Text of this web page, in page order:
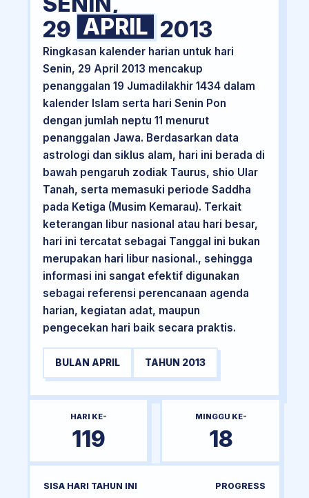
29 APRIL 2013
Ringkasan kalender harian untuk hari
Senin, 29 April 2013 mencakup
penanggalan 19 Jumadilakhir 1434 dalam
kalender Islam serta hari Senin Pon
dengan jumlah neptu 11 menurut
penanggalan Jawa. Berdasarkan data
astrologi dan siklus alam, hari ini berada di
bawah pengaruh zodiak Taurus, shio Ular
Tanah, serta memasuki periode Saddha
pada Ketiga (Musim Kemarau). Terkait
keterangan libur nasional atau hari besar,
hari ini tercatat sebagai Tanggal ini bukan
merupakan hari libur nasional., sehingga
informasi ini sangat efektif digunakan
sebagai referensi perencanaan agenda
harian, kegiatan adat, maupun
pengecekan hari baik secara praktis.
BULAN APRIL TAHUN 2013
HARI KE-
119
MINGGU KE-
18
SISA HARI TAHUN INI PROGRESS